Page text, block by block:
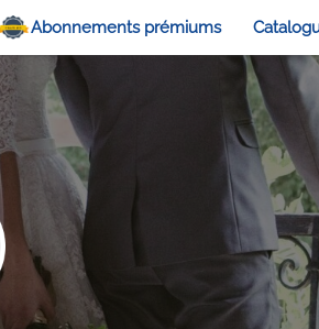
Abonnements prémiums